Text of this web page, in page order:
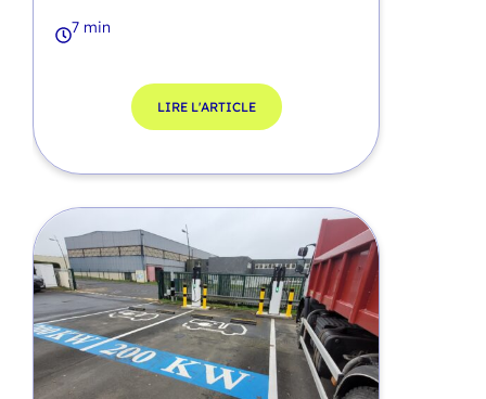
7 min
LIRE L'ARTICLE